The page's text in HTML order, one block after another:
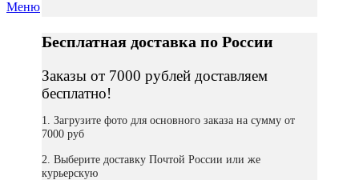
Меню
Бесплатная доставка по России
Заказы от 7000 рублей доставляем
бесплатно!
1. Загрузите фото для основного заказа на сумму от
7000 руб
2. Выберите доставку Почтой России или же
курьерскую